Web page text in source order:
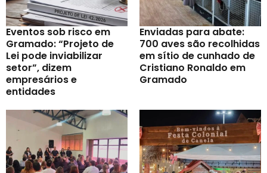
Eventos sob risco em
Gramado: “Projeto de
Lei pode inviabilizar
setor”, dizem
empresários e
entidades
Enviadas para abate:
700 aves são recolhidas
em sítio de cunhado de
Cristiano Ronaldo em
Gramado